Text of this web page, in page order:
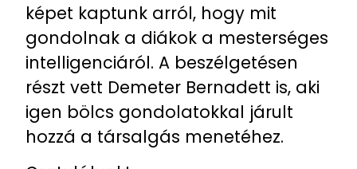
képet kaptunk arról, hogy mit
gondolnak a diákok a mesterséges
intelligenciáról. A beszélgetésen
részt vett Demeter Bernadett is, aki
igen bölcs gondolatokkal járult
hozzá a társalgás menetéhez.